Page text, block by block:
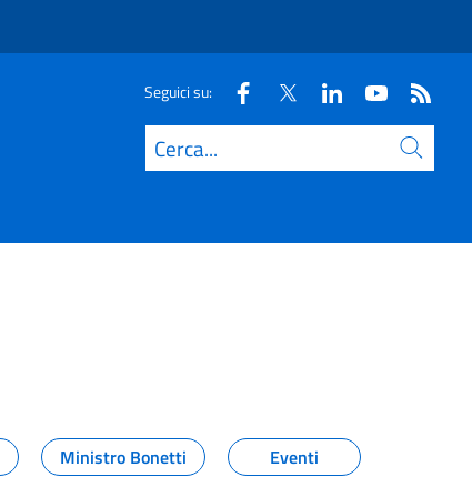
Seguici su:
Cerca
Ministro Bonetti
Eventi